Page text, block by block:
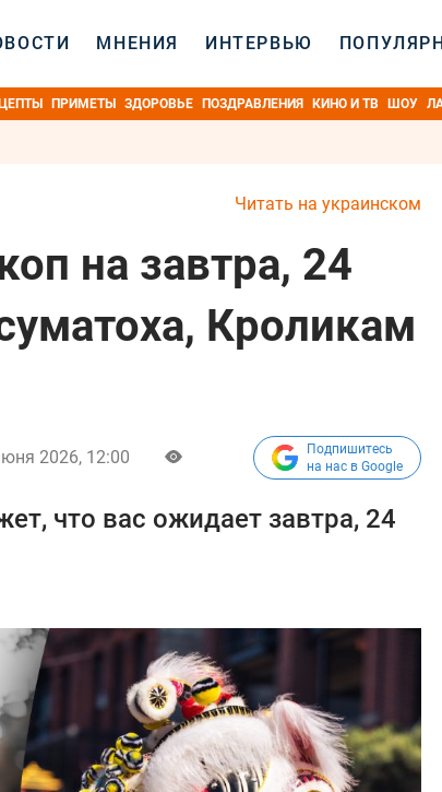
МНЕНИЯ ИНТЕРВЬЮ
ПРИМЕТЫ ЗДОРОВЬЕ ПОЗДРАВЛЕНИЯ КИНО И ТВ ШОУ
Читать на украинском
на завтра, 24
Кроликам
2026, 12:00
Подпишитесь
на нас в Google
что вас ожидает завтра, 24